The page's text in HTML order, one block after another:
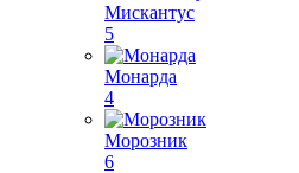
Мискантус
5
Монарда
4
Морозник
6